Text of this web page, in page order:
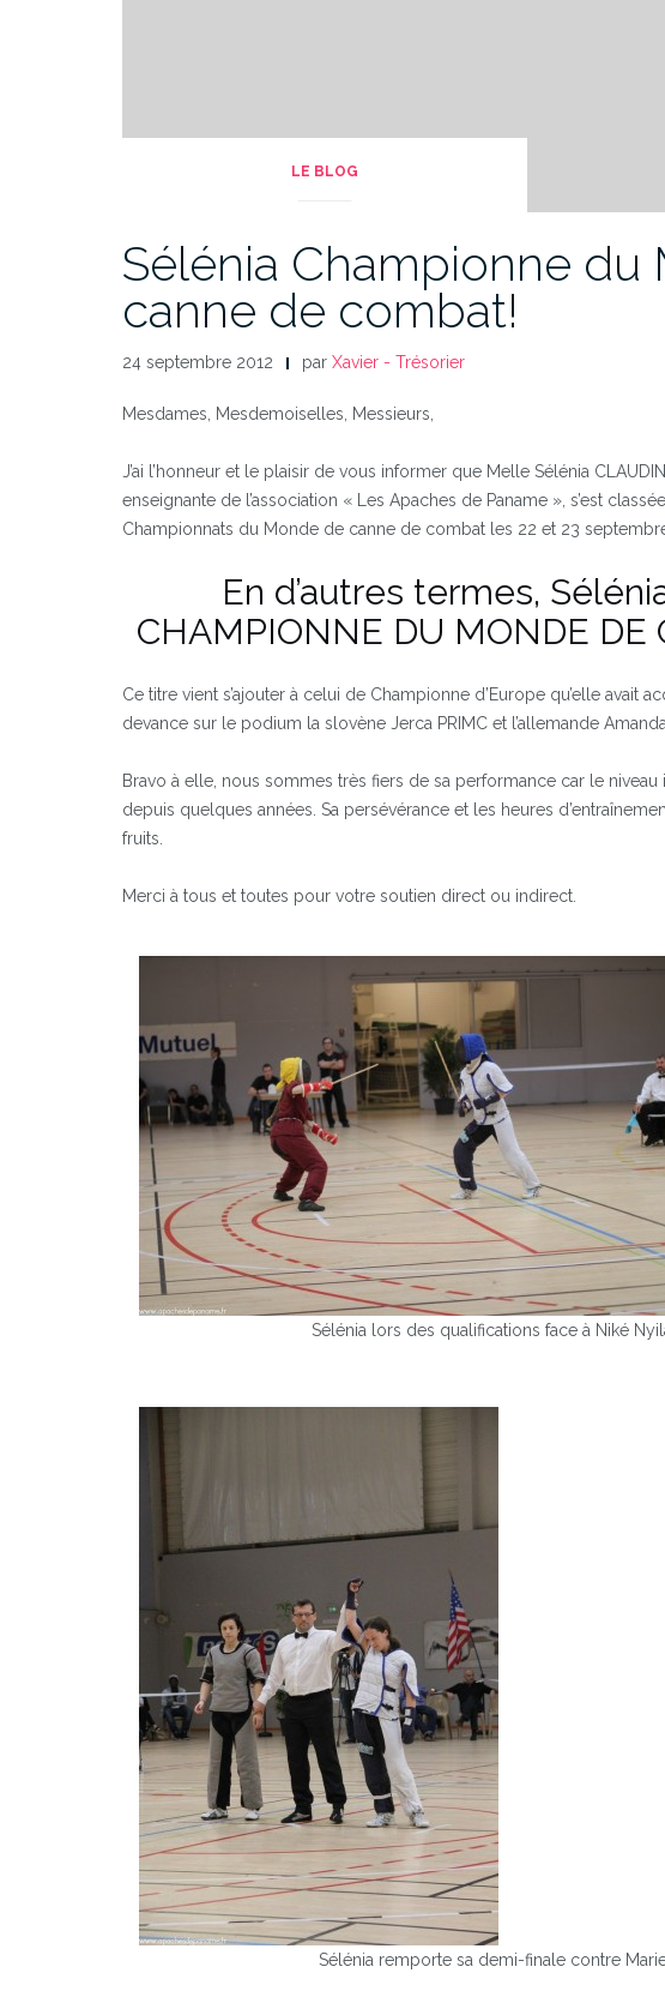
LE BLOG
Sélénia Championne du
canne de combat!
24 septembre 2012 par Xavier - Trésorier
Mesdames, Mesdemoiselles, Messieurs,
J’ai l’honneur et le plaisir de vous informer que Melle Sélénia
enseignante de l’association « Les Apaches de Paname », s’est
Championnats du Monde de canne de combat les 22 et 23
En d’autres termes,
CHAMPIONNE DU MONDE DE
Ce titre vient s’ajouter à celui de Championne d’Europe qu’elle avait
devance sur le podium la slovène Jerca PRIMC et l’allemande
Bravo à elle, nous sommes très fiers de sa performance car le
depuis quelques années. Sa persévérance et les heures
fruits.
Merci à tous et toutes pour votre soutien direct ou indirect.
Sélénia lors des qualifications face à Niké
Sélénia remporte sa demi-finale contre